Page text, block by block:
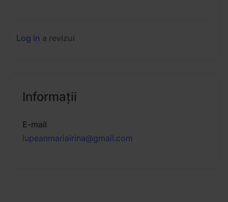
Log in a revizui
Informaţii
E-mail
lupeanmariairina@gmail.com